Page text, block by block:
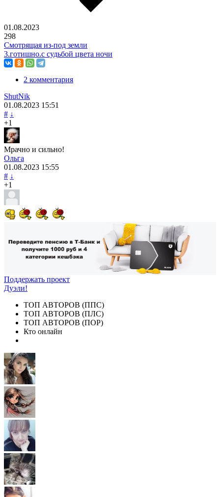
01.08.2023
298
Смотрящая из-под земли
3.готишно.с судьбой цвета ночи
2 комментария
ShutNik
01.08.2023 15:51
# ↓
+1
Мрачно и сильно!
Ольга
01.08.2023 15:55
# ↓
+1
Поддержать проект
Дуэли!
ТОП АВТОРОВ (ППС)
ТОП АВТОРОВ (ПЛС)
ТОП АВТОРОВ (ПОР)
Кто онлайн